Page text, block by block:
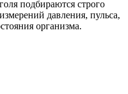
подбираются строго
давления, пульса,
организма.